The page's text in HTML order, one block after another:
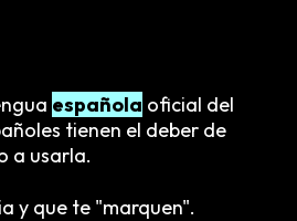
española oficial del
tienen el deber de
a usarla.
y que te "marquen".